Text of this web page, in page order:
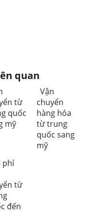
quan
từ
quốc
mỹ
Vận
chuyển
hàng hóa
từ trung
quốc sang
mỹ
phí
từ
đến